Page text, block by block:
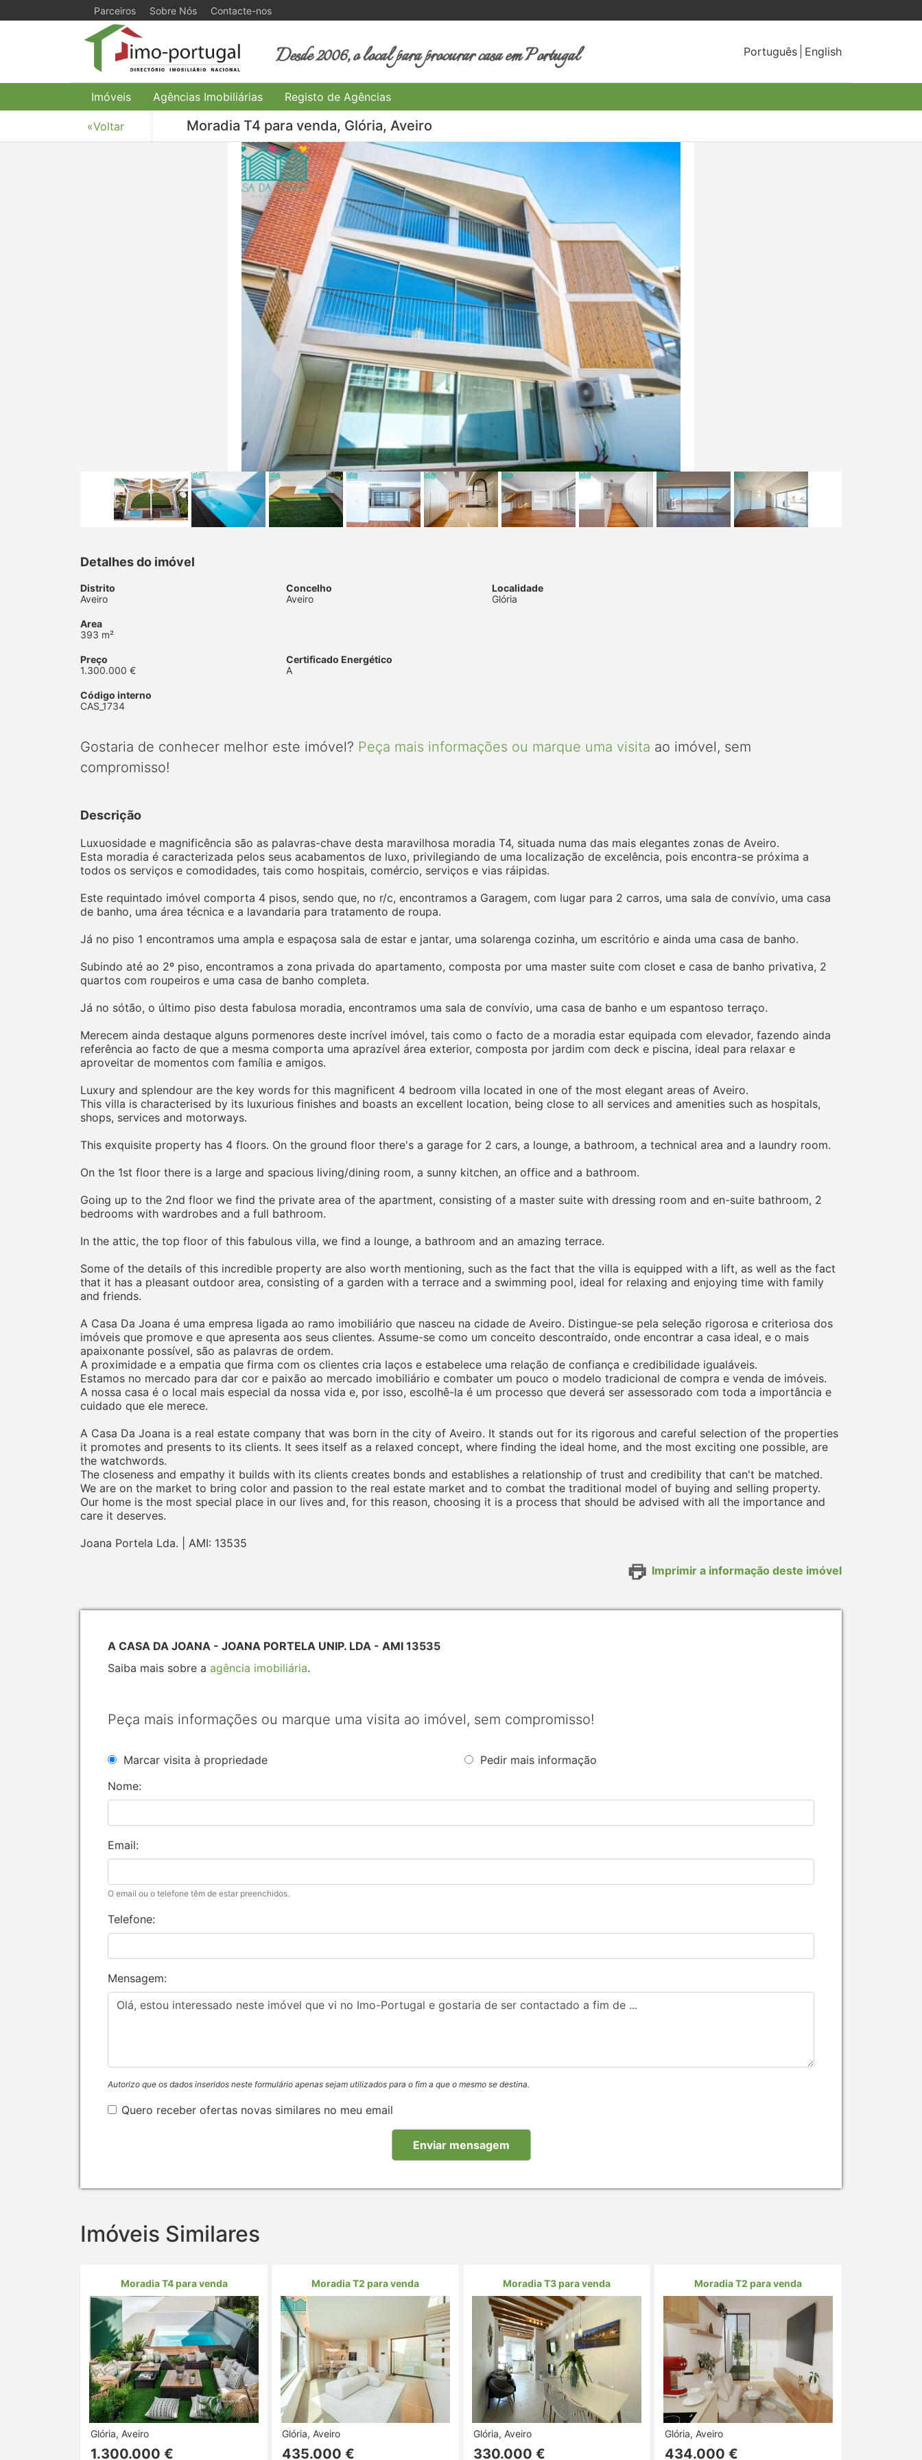
Parceiros Sobre Nós Contacte-nos
Desde 2006, o local para procurar casa em Portugal Português English
Imóveis Agências Imobiliárias Registo de Agências
«Voltar Moradia T4 para venda, Glória, Aveiro
Detalhes do imóvel
Distrito
Aveiro
Concelho
Aveiro
Localidade
Glória
Area
393 m²
Preço
1.300.000 €
Certificado Energético
A
Código interno
CAS_1734
Gostaria de conhecer melhor este imóvel? Peça mais informações ou marque uma visita ao imóvel, sem
compromisso!
Descrição
Luxuosidade e magnificência são as palavras-chave desta maravilhosa moradia T4, situada numa das mais elegantes zonas de Aveiro.
Esta moradia é caracterizada pelos seus acabamentos de luxo, privilegiando de uma localização de excelência, pois encontra-se próxima a
todos os serviços e comodidades, tais como hospitais, comércio, serviços e vias ráipidas.
Este requintado imóvel comporta 4 pisos, sendo que, no r/c, encontramos a Garagem, com lugar para 2 carros, uma sala de convívio, uma casa
de banho, uma área técnica e a lavandaria para tratamento de roupa.
Já no piso 1 encontramos uma ampla e espaçosa sala de estar e jantar, uma solarenga cozinha, um escritório e ainda uma casa de banho.
Subindo até ao 2º piso, encontramos a zona privada do apartamento, composta por uma master suite com closet e casa de banho privativa, 2
quartos com roupeiros e uma casa de banho completa.
Já no sótão, o último piso desta fabulosa moradia, encontramos uma sala de convívio, uma casa de banho e um espantoso terraço.
Merecem ainda destaque alguns pormenores deste incrível imóvel, tais como o facto de a moradia estar equipada com elevador, fazendo ainda
referência ao facto de que a mesma comporta uma aprazível área exterior, composta por jardim com deck e piscina, ideal para relaxar e
aproveitar de momentos com família e amigos.
Luxury and splendour are the key words for this magnificent 4 bedroom villa located in one of the most elegant areas of Aveiro.
This villa is characterised by its luxurious finishes and boasts an excellent location, being close to all services and amenities such as hospitals,
shops, services and motorways.
This exquisite property has 4 floors. On the ground floor there's a garage for 2 cars, a lounge, a bathroom, a technical area and a laundry room.
On the 1st floor there is a large and spacious living/dining room, a sunny kitchen, an office and a bathroom.
Going up to the 2nd floor we find the private area of the apartment, consisting of a master suite with dressing room and en-suite bathroom, 2
bedrooms with wardrobes and a full bathroom.
In the attic, the top floor of this fabulous villa, we find a lounge, a bathroom and an amazing terrace.
Some of the details of this incredible property are also worth mentioning, such as the fact that the villa is equipped with a lift, as well as the fact
that it has a pleasant outdoor area, consisting of a garden with a terrace and a swimming pool, ideal for relaxing and enjoying time with family
and friends.
A Casa Da Joana é uma empresa ligada ao ramo imobiliário que nasceu na cidade de Aveiro. Distingue-se pela seleção rigorosa e criteriosa dos
imóveis que promove e que apresenta aos seus clientes. Assume-se como um conceito descontraído, onde encontrar a casa ideal, e o mais
apaixonante possível, são as palavras de ordem.
A proximidade e a empatia que firma com os clientes cria laços e estabelece uma relação de confiança e credibilidade igualáveis.
Estamos no mercado para dar cor e paixão ao mercado imobiliário e combater um pouco o modelo tradicional de compra e venda de imóveis.
A nossa casa é o local mais especial da nossa vida e, por isso, escolhê-la é um processo que deverá ser assessorado com toda a importância e
cuidado que ele merece.
A Casa Da Joana is a real estate company that was born in the city of Aveiro. It stands out for its rigorous and careful selection of the properties
it promotes and presents to its clients. It sees itself as a relaxed concept, where finding the ideal home, and the most exciting one possible, are
the watchwords.
The closeness and empathy it builds with its clients creates bonds and establishes a relationship of trust and credibility that can't be matched.
We are on the market to bring color and passion to the real estate market and to combat the traditional model of buying and selling property.
Our home is the most special place in our lives and, for this reason, choosing it is a process that should be advised with all the importance and
care it deserves.
Joana Portela Lda. | AMI: 13535
Imprimir a informação deste imóvel
A CASA DA JOANA - JOANA PORTELA UNIP. LDA - AMI 13535
Saiba mais sobre a agência imobiliária.
Peça mais informações ou marque uma visita ao imóvel, sem compromisso!
Marcar visita à propriedade
Pedir mais informação
Nome:
Email:
O email ou o telefone têm de estar preenchidos.
Telefone:
Mensagem:
Autorizo que os dados inseridos neste formulário apenas sejam utilizados para o fim a que o mesmo se destina.
Quero receber ofertas novas similares no meu email
Imóveis Similares
Moradia T4 para venda
Glória, Aveiro
1.300.000 €
Moradia T2 para venda
Glória, Aveiro
435.000 €
Moradia T3 para venda
Glória, Aveiro
330.000 €
Moradia T2 para venda
Glória, Aveiro
434.000 €